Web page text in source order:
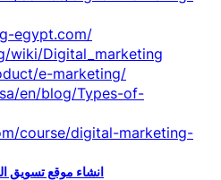
egypt.com/
wiki/Digital_marketing
e-marketing/
en/blog/Types-of-
course/digital-marketing-
انشاء موقع تسويق